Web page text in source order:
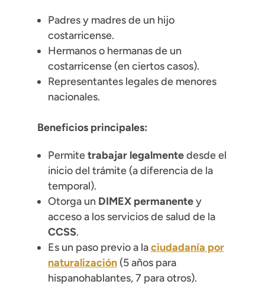
Padres y madres de un hijo
costarricense.
Hermanos o hermanas de un
costarricense (en ciertos casos).
Representantes legales de menores
nacionales.
Beneficios principales:
Permitetrabajar legalmentedesde el
inicio del trámite (a diferencia de la
temporal).
Otorga un DIMEX permanentey
acceso a los servicios de salud de la
CCSS.
Es un paso previo a laciudadanía por
naturalización(5 años para
hispanohablantes, 7 para otros).